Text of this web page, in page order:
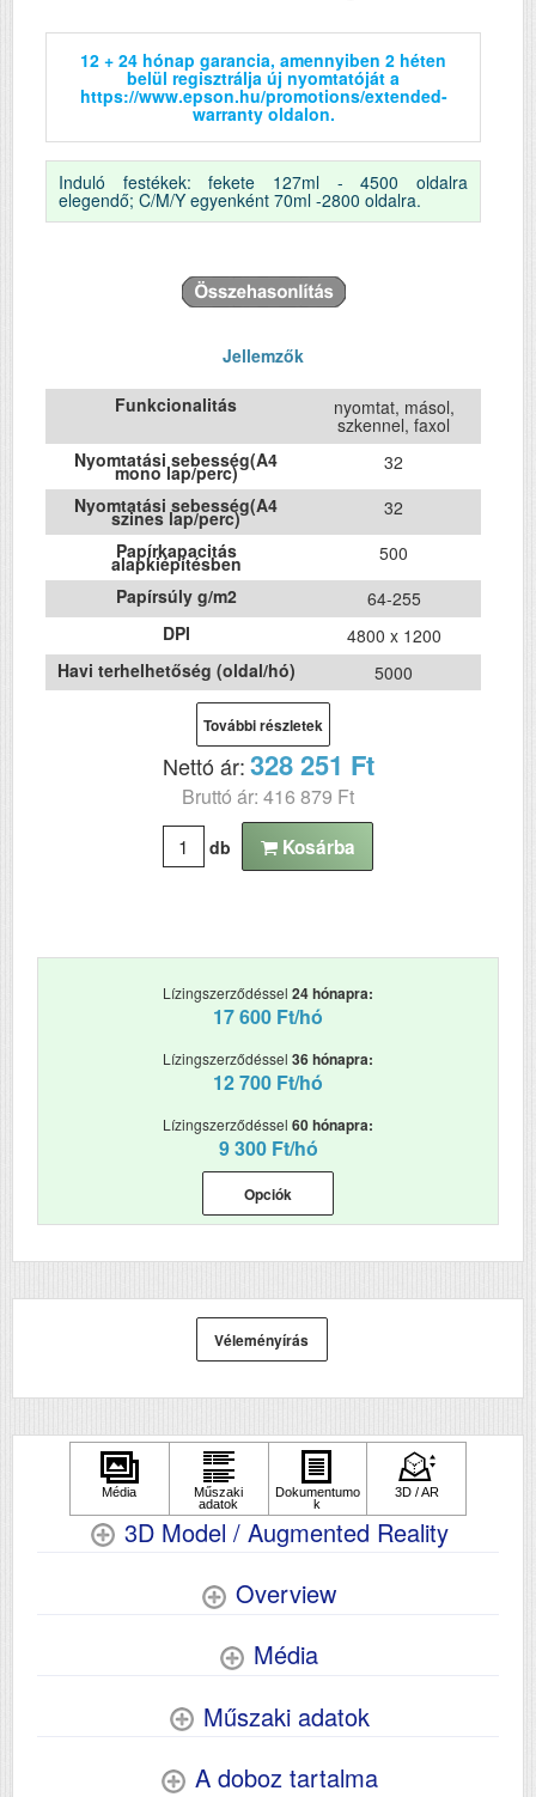
12 + 24 hónap garancia, amennyiben 2 héten
belül regisztrálja új nyomtatóját a
https://www.epson.hu/promotions/extended-
warranty oldalon.
Induló festékek: fekete 127ml - 4500 oldalra
elegendő; C/M/Y egyenként 70ml -2800 oldalra.
Jellemzők
Funkcionalitás nyomtat, másol,
szkennel, faxol
Nyomtatási sebesség(A4
mono lap/perc)
32
Nyomtatási sebesség(A4
szines lap/perc)
32
Papírkapacitás
alapkiépítésben
500
Papírsúly g/m2
64-255
DPI
4800 x 1200
Havi terhelhetőség (oldal/hó)
5000
Első fekete nyomat
elkészítési ideje (mp)
Első színes nyomat
elkészítési ideje (mp)
ADF (automatikus lapolvasó)
DADF (automatikus
kétoldalas lapolvasás)
Szín
színes
Méret
350 x 515‎ x 500
Papír méret
Hálozat
Szkennelés
További részletek
Nettó ár:328 251 Ft
Bruttó ár: 416 879 Ft
db Kosárba
Lízingszerződéssel 24 hónapra:
17 600 Ft/hó
Lízingszerződéssel 36 hónapra:
12 700 Ft/hó
Lízingszerződéssel 60 hónapra:
9 300 Ft/hó
Opciók
Véleményírás
3D Model / Augmented Reality
Overview
Média
Műszaki adatok
A doboz tartalma